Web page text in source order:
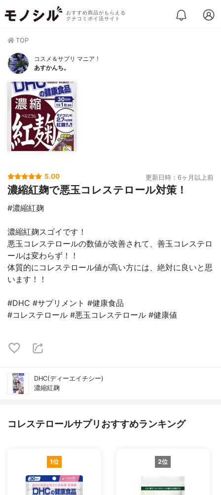
おすすめ商品がもらえる
クチコミポイ活サイト
TOP
コスメ＆サプリ マニア！
あすかんち。
5.00 更新日時：6ヶ月以上前
濃縮紅麹で悪玉コレステロール対策！
#濃縮紅麹
濃縮紅麹スゴイです！
悪玉コレステロールの数値が改善されて、善玉コレステロ
ールは変わらず！！
体質的にコレステロール値が高い方には、絶対に良いと思
います！！
#DHC #サプリメント #健康食品
#コレステロール #悪玉コレステロール #健康値
DHC(ディーエイチシー)
濃縮紅麹
コレステロールサプリおすすめランキング
1位 2位